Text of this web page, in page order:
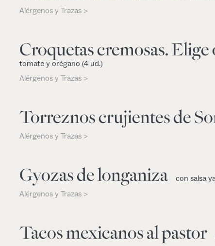
Alérgenos y Trazas >
Croquetas cremosas.
tomate y orégano (4 ud.)
Alérgenos y Trazas >
Torreznos crujientes de
Alérgenos y Trazas >
Gyozas de longaniza
con salsa
Alérgenos y Trazas >
Tacos mexicanos al pastor